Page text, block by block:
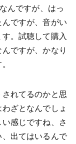
んですが、はっ
ですが、音がい
。試聴して購入
ですが、かなり
れてるのかと思
ざとなんでしょ
感じですね、さ
出てはいるんで